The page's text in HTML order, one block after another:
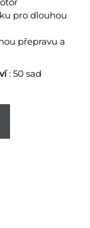
pro dlouhou
přepravu a
: 50 sad